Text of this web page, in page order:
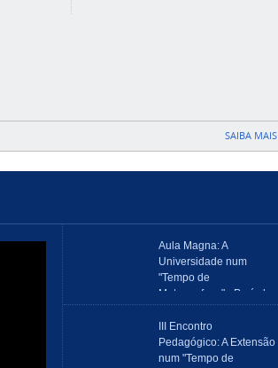
SAIBA MAIS
Aula Magna: A
Universidade num
"Tempo de
Metamorfose" - Período
III Encontro
Pedagógico: A Extensão
num "Tempo de